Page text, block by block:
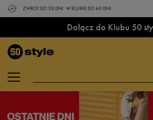
ZWROT DO 30 DNI. W KLUBIE DO 60 DNI.
Dołącz do Klubu 50